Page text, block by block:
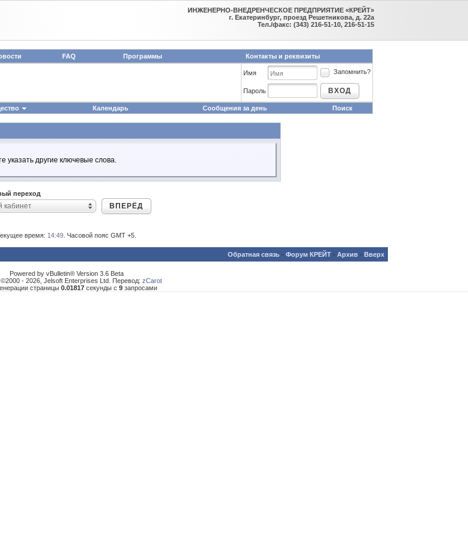
ИНЖЕНЕРНО-ВНЕДРЕНЧЕСКОЕ ПРЕДПРИЯТИЕ «КРЕЙТ»
г. Екатеринбург, проезд Решетникова, д. 22а
Тел./факс: (343) 216-51-10, 216-51-15
FAQ Программы Контакты и реквизиты
Имя Запомнить?
Пароль ВХОД
Календарь Сообщения за день Поиск
указать другие ключевые слова.
переход
кабинет ВПЕРЁД
время: 14:49 . Часовой пояс GMT +5.
Обратная связь- Форум КРЕЙТ- Архив- Вверх
Powered by vBulletin® Version 3.6 Beta
- 2026, Jelsoft Enterprises Ltd. Перевод: zCarot
страницы 0.01817 секунды с 9 запросами